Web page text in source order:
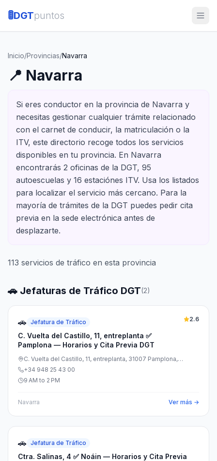
🚦DGTpuntos
Inicio/Provincias/Navarra
📍 Navarra
Si eres conductor en la provincia de Navarra y
necesitas gestionar cualquier trámite relacionado
con el carnet de conducir, la matriculación o la
ITV, este directorio recoge todos los servicios
disponibles en tu provincia. En Navarra
encontrarás 2 oficinas de la DGT, 95
autoescuelas y 16 estaciónes ITV. Usa los listados
para localizar el servicio más cercano. Para la
mayoría de trámites de la DGT puedes pedir cita
previa en la sede electrónica antes de
desplazarte.
113 servicios de tráfico en esta provincia
🚗 Jefaturas de Tráfico DGT(2)
🚗 Jefatura de Tráfico
C. Vuelta del Castillo, 11, entreplanta ✅
Pamplona — Horarios y Cita Previa DGT
2.6
C. Vuelta del Castillo, 11, entreplanta, 31007 Pamplona,
Navarra, España
+34 948 25 43 00
9 AM to 2 PM
Navarra Ver más →
🚗 Jefatura de Tráfico
Ctra. Salinas, 4 ✅ Noáin — Horarios y Cita Previa